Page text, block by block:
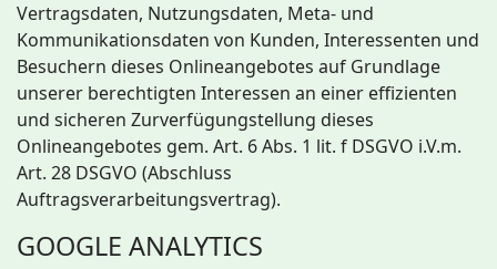
Vertragsdaten, Nutzungsdaten, Meta- und
Kommunikationsdaten von Kunden, Interessenten und
Besuchern dieses Onlineangebotes auf Grundlage
unserer berechtigten Interessen an einer effizienten
und sicheren Zurverfügungstellung dieses
Onlineangebotes gem. Art. 6 Abs. 1 lit. f DSGVO i.V.m.
Art. 28 DSGVO (Abschluss
Auftragsverarbeitungsvertrag).
GOOGLE ANALYTICS